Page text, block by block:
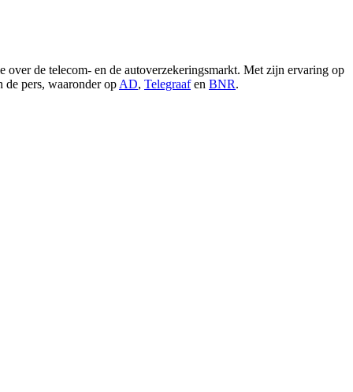
over de telecom- en de autoverzekeringsmarkt. Met zijn ervaring op
de pers, waaronder op AD, Telegraafen BNR.